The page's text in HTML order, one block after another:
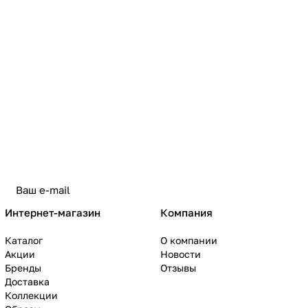
Интернет-магазин
Каталог
Акции
Бренды
Доставка
Коллекции
Компания
О компании
Новости
Отзывы